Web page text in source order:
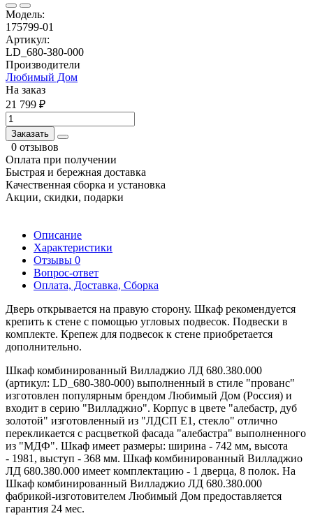
Модель:
175799-01
Артикул:
LD_680-380-000
Производители
Любимый Дом
На заказ
21 799 ₽
Заказать
0 отзывов
Оплата при получении
Быстрая и бережная доставка
Качественная сборка и установка
Акции, скидки, подарки
Описание
Характеристики
Отзывы 0
Вопрос-ответ
Оплата, Доставка, Сборка
Дверь открывается на правую сторону. Шкаф рекомендуется
крепить к стене с помощью угловых подвесок. Подвески в
комплекте. Крепеж для подвесок к стене приобретается
дополнительно.
Шкаф комбинированный Вилладжио ЛД 680.380.000
(артикул: LD_680-380-000) выполненный в стиле "прованс"
изготовлен популярным брендом Любимый Дом (Россия) и
входит в серию "Вилладжио". Корпус в цвете "алебастр, дуб
золотой" изготовленный из "ЛДСП Е1, стекло" отлично
перекликается с расцветкой фасада "алебастра" выполненного
из "МДФ". Шкаф имеет размеры: ширина - 742 мм, высота
- 1981, выступ - 368 мм. Шкаф комбинированный Вилладжио
ЛД 680.380.000 имеет комплектацию - 1 дверца, 8 полок. На
Шкаф комбинированный Вилладжио ЛД 680.380.000
фабрикой-изготовителем Любимый Дом предоставляется
гарантия 24 мес.